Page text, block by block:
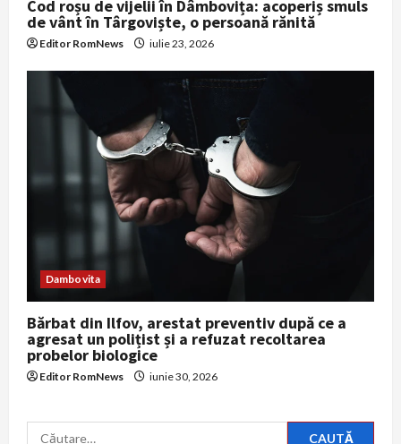
Cod roșu de vijelii în Dâmbovița: acoperiș smuls
de vânt în Târgoviște, o persoană rănită
Editor RomNews iulie 23, 2026
Dambovita
Bărbat din Ilfov, arestat preventiv după ce a
agresat un polițist și a refuzat recoltarea
probelor biologice
Editor RomNews iunie 30, 2026
Caută